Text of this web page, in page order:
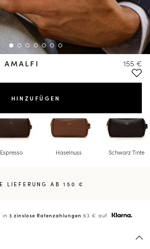
AMALFI 155 €
HINZUFÜGEN
Espresso Haselnuss Schwarz Tinte
LIEFERUNG AB 150 €
in 3 zinslose Ratenzahlungen 63 € auf.